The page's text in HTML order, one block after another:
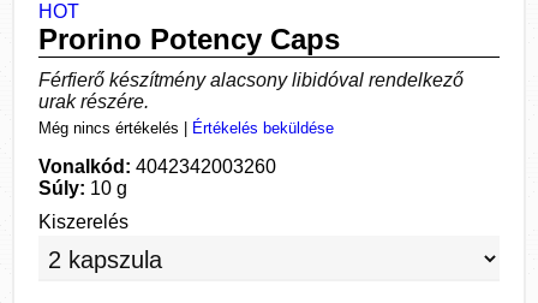
HOT
Prorino Potency Caps
Férfierő készítmény alacsony libidóval rendelkező
urak részére.
Még nincs értékelés Értékelés beküldése
Vonalkód: 4042342003260
Súly: 10 g
Kiszerelés